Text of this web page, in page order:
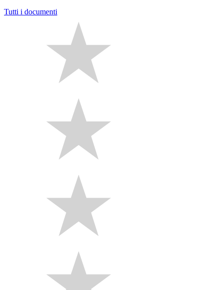
Tutti i documenti